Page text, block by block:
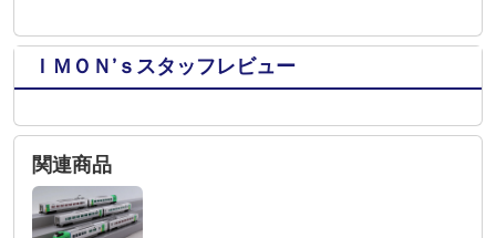
ＩＭＯＮ’ｓスタッフレビュー
関連商品